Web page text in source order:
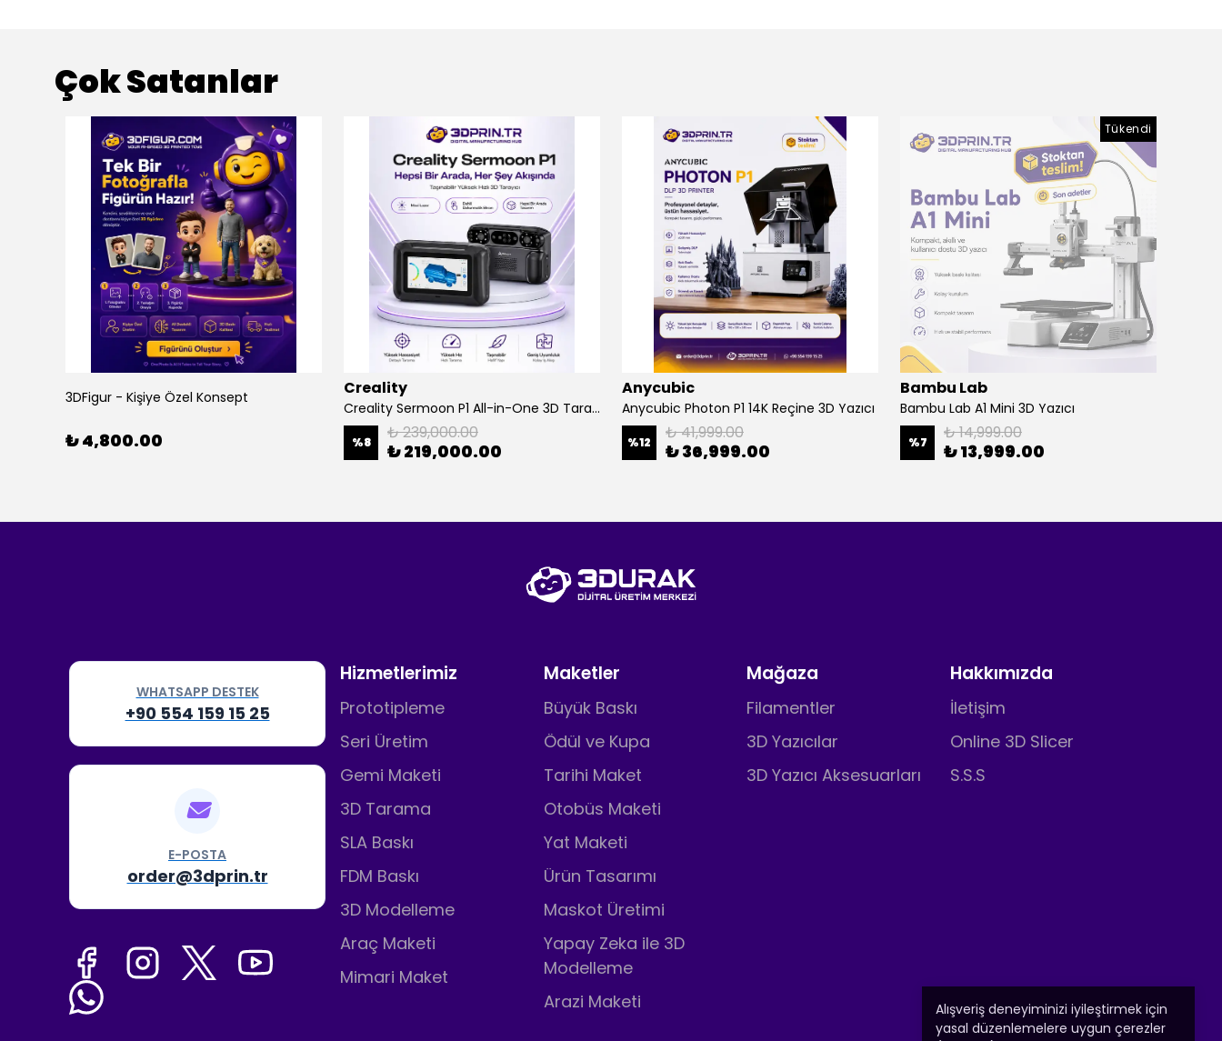
Alışveriş deneyiminizi iyileştirmek için
yasal düzenlemelere uygun çerezler
Çok Satanlar
3DFigur - Kişiye Özel Konsept
₺ 4,800.00
Creality
Creality Sermoon P1 All-in-One 3D Tarayıcı
%8 ₺ 239,000.00
₺ 219,000.00
Anycubic
Anycubic Photon P1 14K Reçine 3D Yazıcı
%12 ₺ 41,999.00
₺ 36,999.00
Tükendi
Bambu Lab
Bambu Lab A1 Mini 3D Yazıcı
%7 ₺ 14,999.00
₺ 13,999.00
Hizmetlerimiz
Prototipleme
Seri Üretim
Gemi Maketi
3D Tarama
SLA Baskı
FDM Baskı
3D Modelleme
Araç Maketi
Mimari Maket
Maketler
Büyük Baskı
Ödül ve Kupa
Tarihi Maket
Otobüs Maketi
Yat Maketi
Ürün Tasarımı
Maskot Üretimi
Yapay Zeka ile 3D
Modelleme
Arazi Maketi
Mağaza
Filamentler
3D Yazıcılar
3D Yazıcı Aksesuarları
Hakkımızda
İletişim
Online 3D Slicer
S.S.S
WHATSAPP DESTEK
+90 554 159 15 25
E-POSTA
order@3dprin.tr